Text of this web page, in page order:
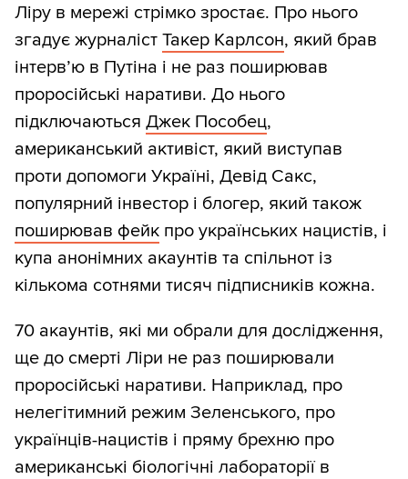
Ліру в мережі стрімко зростає. Про нього
згадує журналіст Такер Карлсон, який брав
інтервʼю в Путіна і не раз поширював
проросійські наративи. До нього
підключаються Джек Пособец,
американський активіст, який виступав
проти допомоги Україні, Девід Сакс,
популярний інвестор і блогер, який також
поширював фейк про українських нацистів, і
купа анонімних акаунтів та спільнот із
кількома сотнями тисяч підписників кожна.
70 акаунтів, які ми обрали для дослідження,
ще до смерті Ліри не раз поширювали
проросійські наративи. Наприклад, про
нелегітимний режим Зеленського, про
українців-нацистів і пряму брехню про
американські біологічні лабораторії в